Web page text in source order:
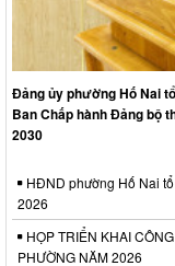
Đảng ủy phường Hố Nai
Ban Chấp hành Đảng bộ
2030
HĐND phường Hố Nai
2026
HỌP TRIỂN KHAI
PHƯỜNG NĂM 2026